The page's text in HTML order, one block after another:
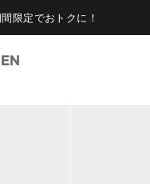
限定でおトクに！